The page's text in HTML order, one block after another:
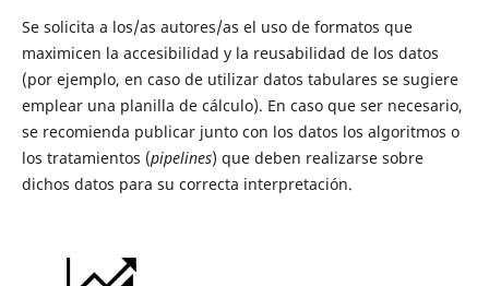
Se solicita a los/as autores/as el uso de formatos que
maximicen la accesibilidad y la reusabilidad de los datos
(por ejemplo, en caso de utilizar datos tabulares se sugiere
emplear una planilla de cálculo). En caso que ser necesario,
se recomienda publicar junto con los datos los algoritmos o
los tratamientos (pipelines) que deben realizarse sobre
dichos datos para su correcta interpretación.